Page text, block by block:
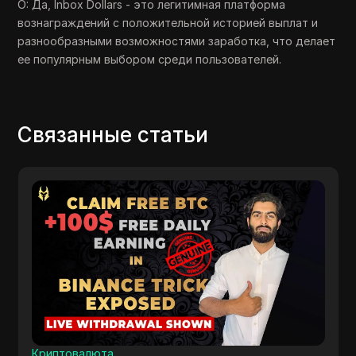
О: Да, Inbox Dollars - это легитимная платформа
вознаграждений с положительной историей выплат и
разнообразными возможностями заработка, что делает
ее популярным выбором среди пользователей.
Связанные статьи
Криптовалюта